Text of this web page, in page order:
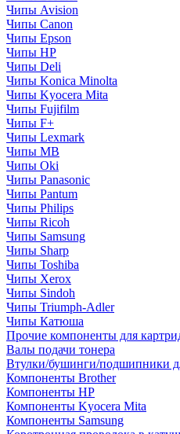
Чипы Avision
Чипы Canon
Чипы Epson
Чипы HP
Чипы Deli
Чипы Konica Minolta
Чипы Kyocera Mita
Чипы Fujifilm
Чипы F+
Чипы Lexmark
Чипы MB
Чипы Oki
Чипы Panasonic
Чипы Pantum
Чипы Philips
Чипы Ricoh
Чипы Samsung
Чипы Sharp
Чипы Toshiba
Чипы Xerox
Чипы Sindoh
Чипы Triumph-Adler
Чипы Катюша
Прочие компоненты для
Валы подачи тонера
Втулки/бушинги/подшипники
Компоненты Brother
Компоненты HP
Компоненты Kyocera Mita
Компоненты Samsung